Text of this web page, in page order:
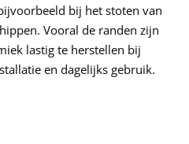
bij het stoten van
Vooral de randen zijn
lastig te herstellen bij
en dagelijks gebruik.